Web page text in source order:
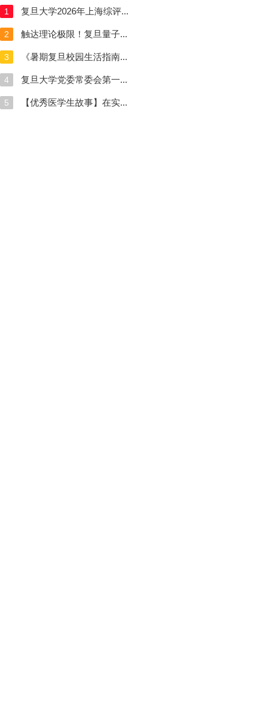
1 复旦大学2026年上海综评...
2 触达理论极限！复旦量子...
3 《暑期复旦校园生活指南...
4 复旦大学党委常委会第一...
5 【优秀医学生故事】在实...